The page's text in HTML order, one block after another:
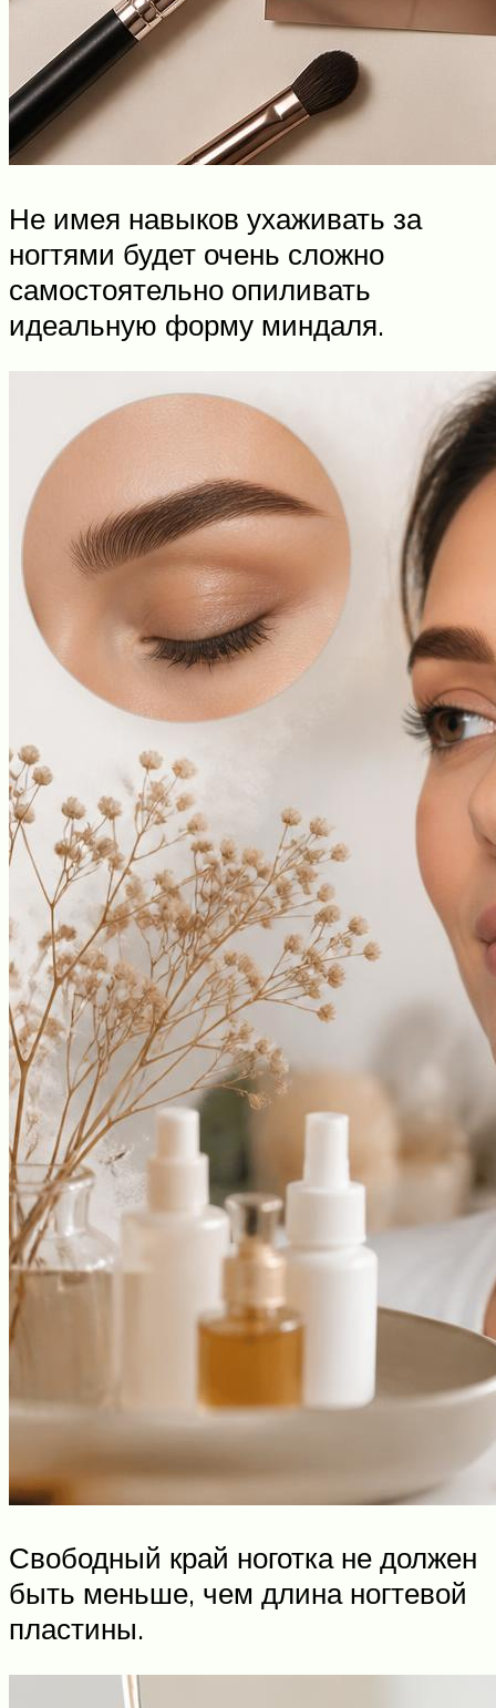
Не имея навыков ухаживать за
ногтями будет очень сложно
самостоятельно опиливать
идеальную форму миндаля.
Свободный край ноготка не должен
быть меньше, чем длина ногтевой
пластины.